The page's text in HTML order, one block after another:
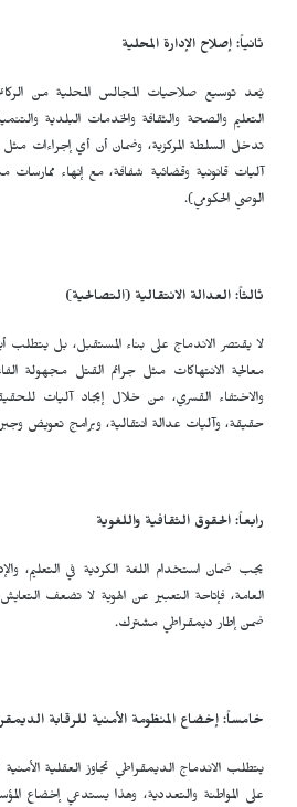
ثانياً: إصلاح الإدارة المحلية
يُعد توسيع صلاحيات المجالس المحلية من
التعليم والصحة والثقافة والخدمات البلدية
تدخل السلطة المركزية، وضمان أن أي إجراءات مثل
آليات قانونية وقضائية شفافة، مع إنهاء ممارسات
الوصي الحكومي).
ثالثاً: العدالة الانتقالية (التصالحية)
لا يقتصر الاندماج على بناء المستقبل، بل يتطلب
معالجة الانتهاكات مثل جرائم القتل مجهولة
والاختفاء القسري، من خلال إيجاد آليات
حقيقة، وآليات عدالة انتقالية، وبرامج تعويض
رابعاً: الحقوق الثقافية واللغوية
يجب ضمان استخدام اللغة الكردية في التعليم،
العامة، فإتاحة التعبير عن الهوية لا تضعف
ضمن إطار ديمقراطي مشترك.
خامساً: إخضاع المنظومة الأمنية للرقابة
يتطلب الاندماج الديمقراطي تجاوز العقلية
على المواطنة والتعددية، وهذا يستدعي إخضاع